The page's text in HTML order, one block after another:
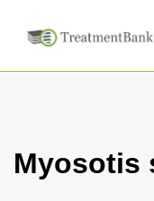
Myosotis